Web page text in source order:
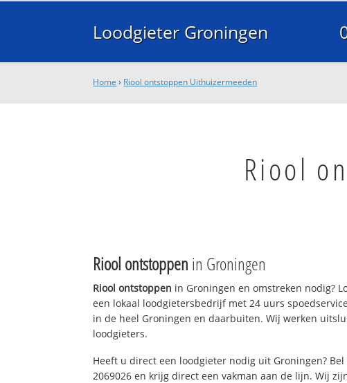
Loodgieter Groningen
Home › Riool ontstoppen Uithuizermeeden
Riool
Riool ontstoppen in Groningen
Riool ontstoppen in Groningen en omstreken nodig?
een lokaal loodgietersbedrijf met 24 uurs
in de heel Groningen en daarbuiten. Wij werken
loodgieters.
Heeft u direct een loodgieter nodig uit Groningen? Bel
2069026 en krijg direct een vakman aan de lijn. Wij